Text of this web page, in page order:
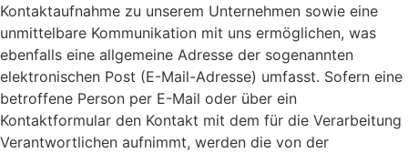
Kontaktaufnahme zu unserem Unternehmen sowie eine
unmittelbare Kommunikation mit uns ermöglichen, was
ebenfalls eine allgemeine Adresse der sogenannten
elektronischen Post (E-Mail-Adresse) umfasst. Sofern eine
betroffene Person per E-Mail oder über ein
Kontaktformular den Kontakt mit dem für die Verarbeitung
Verantwortlichen aufnimmt, werden die von der